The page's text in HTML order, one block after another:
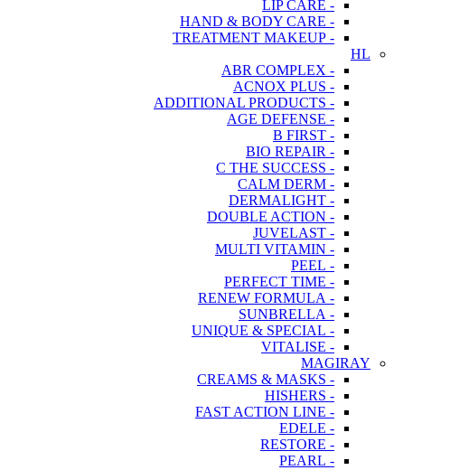
- LIP CARE
- HAND & BODY CARE
- TREATMENT MAKEUP
HL
- ABR COMPLEX
- ACNOX PLUS
- ADDITIONAL PRODUCTS
- AGE DEFENSE
- B FIRST
- BIO REPAIR
- C THE SUCCESS
- CALM DERM
- DERMALIGHT
- DOUBLE ACTION
- JUVELAST
- MULTI VITAMIN
- PEEL
- PERFECT TIME
- RENEW FORMULA
- SUNBRELLA
- UNIQUE & SPECIAL
- VITALISE
MAGIRAY
- CREAMS & MASKS
- HISHERS
- FAST ACTION LINE
- EDELE
- RESTORE
- PEARL